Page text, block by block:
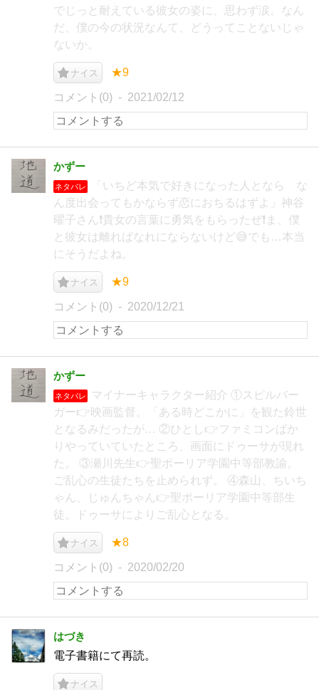
でじっと耐えている彼女の姿に、思わず涙。なん
だ、僕の今の状況なんて、どうってことないじゃ
ないか。
ナイス ★9
コメント(0) 2021/02/12
かずー
ネタバレ
「いちど本気で好きになった人となら な
ん度出会ってもかならず恋におちるはずよ」神谷
曜子さん❗️貴女の言葉に勇気をもらったぜ❗️ま、僕
と彼女は離ればなれにならないけど😅でも…本当
にそうだよね。
ナイス ★9
コメント(0) 2020/12/21
かずー
ネタバレ
マイナーキャラクター紹介 ①スピルバー
ガー👉映画監督。「ある時どこかに」を観た鈴世
となるみだったが… ②ひとし👉ファミコンばか
りやっていていたところ、画面にドゥーサが現れ
た。 ③瀬川先生👉聖ポーリア学園中等部教諭。
ご乱心の生徒たちを止められず。 ④森山、ちいち
ゃん、じゅんちゃん👉聖ポーリア学園中等部生
徒。ドゥーサによりご乱心となる。
ナイス ★8
コメント(0) 2020/02/20
はづき
電子書籍にて再読。
ナイス